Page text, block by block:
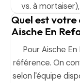
vs. à
Quel est
Aische En
Pour Aische
référence. On
selon l'équipe